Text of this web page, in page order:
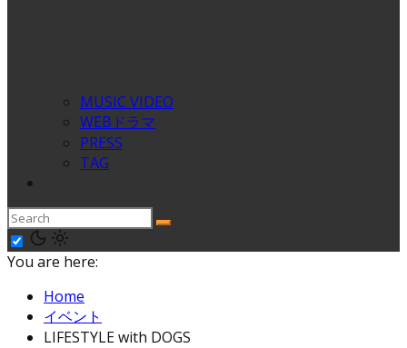
MUSIC VIDEO
WEBドラマ
PRESS
TAG
You are here:
Home
イベント
LIFESTYLE with DOGS